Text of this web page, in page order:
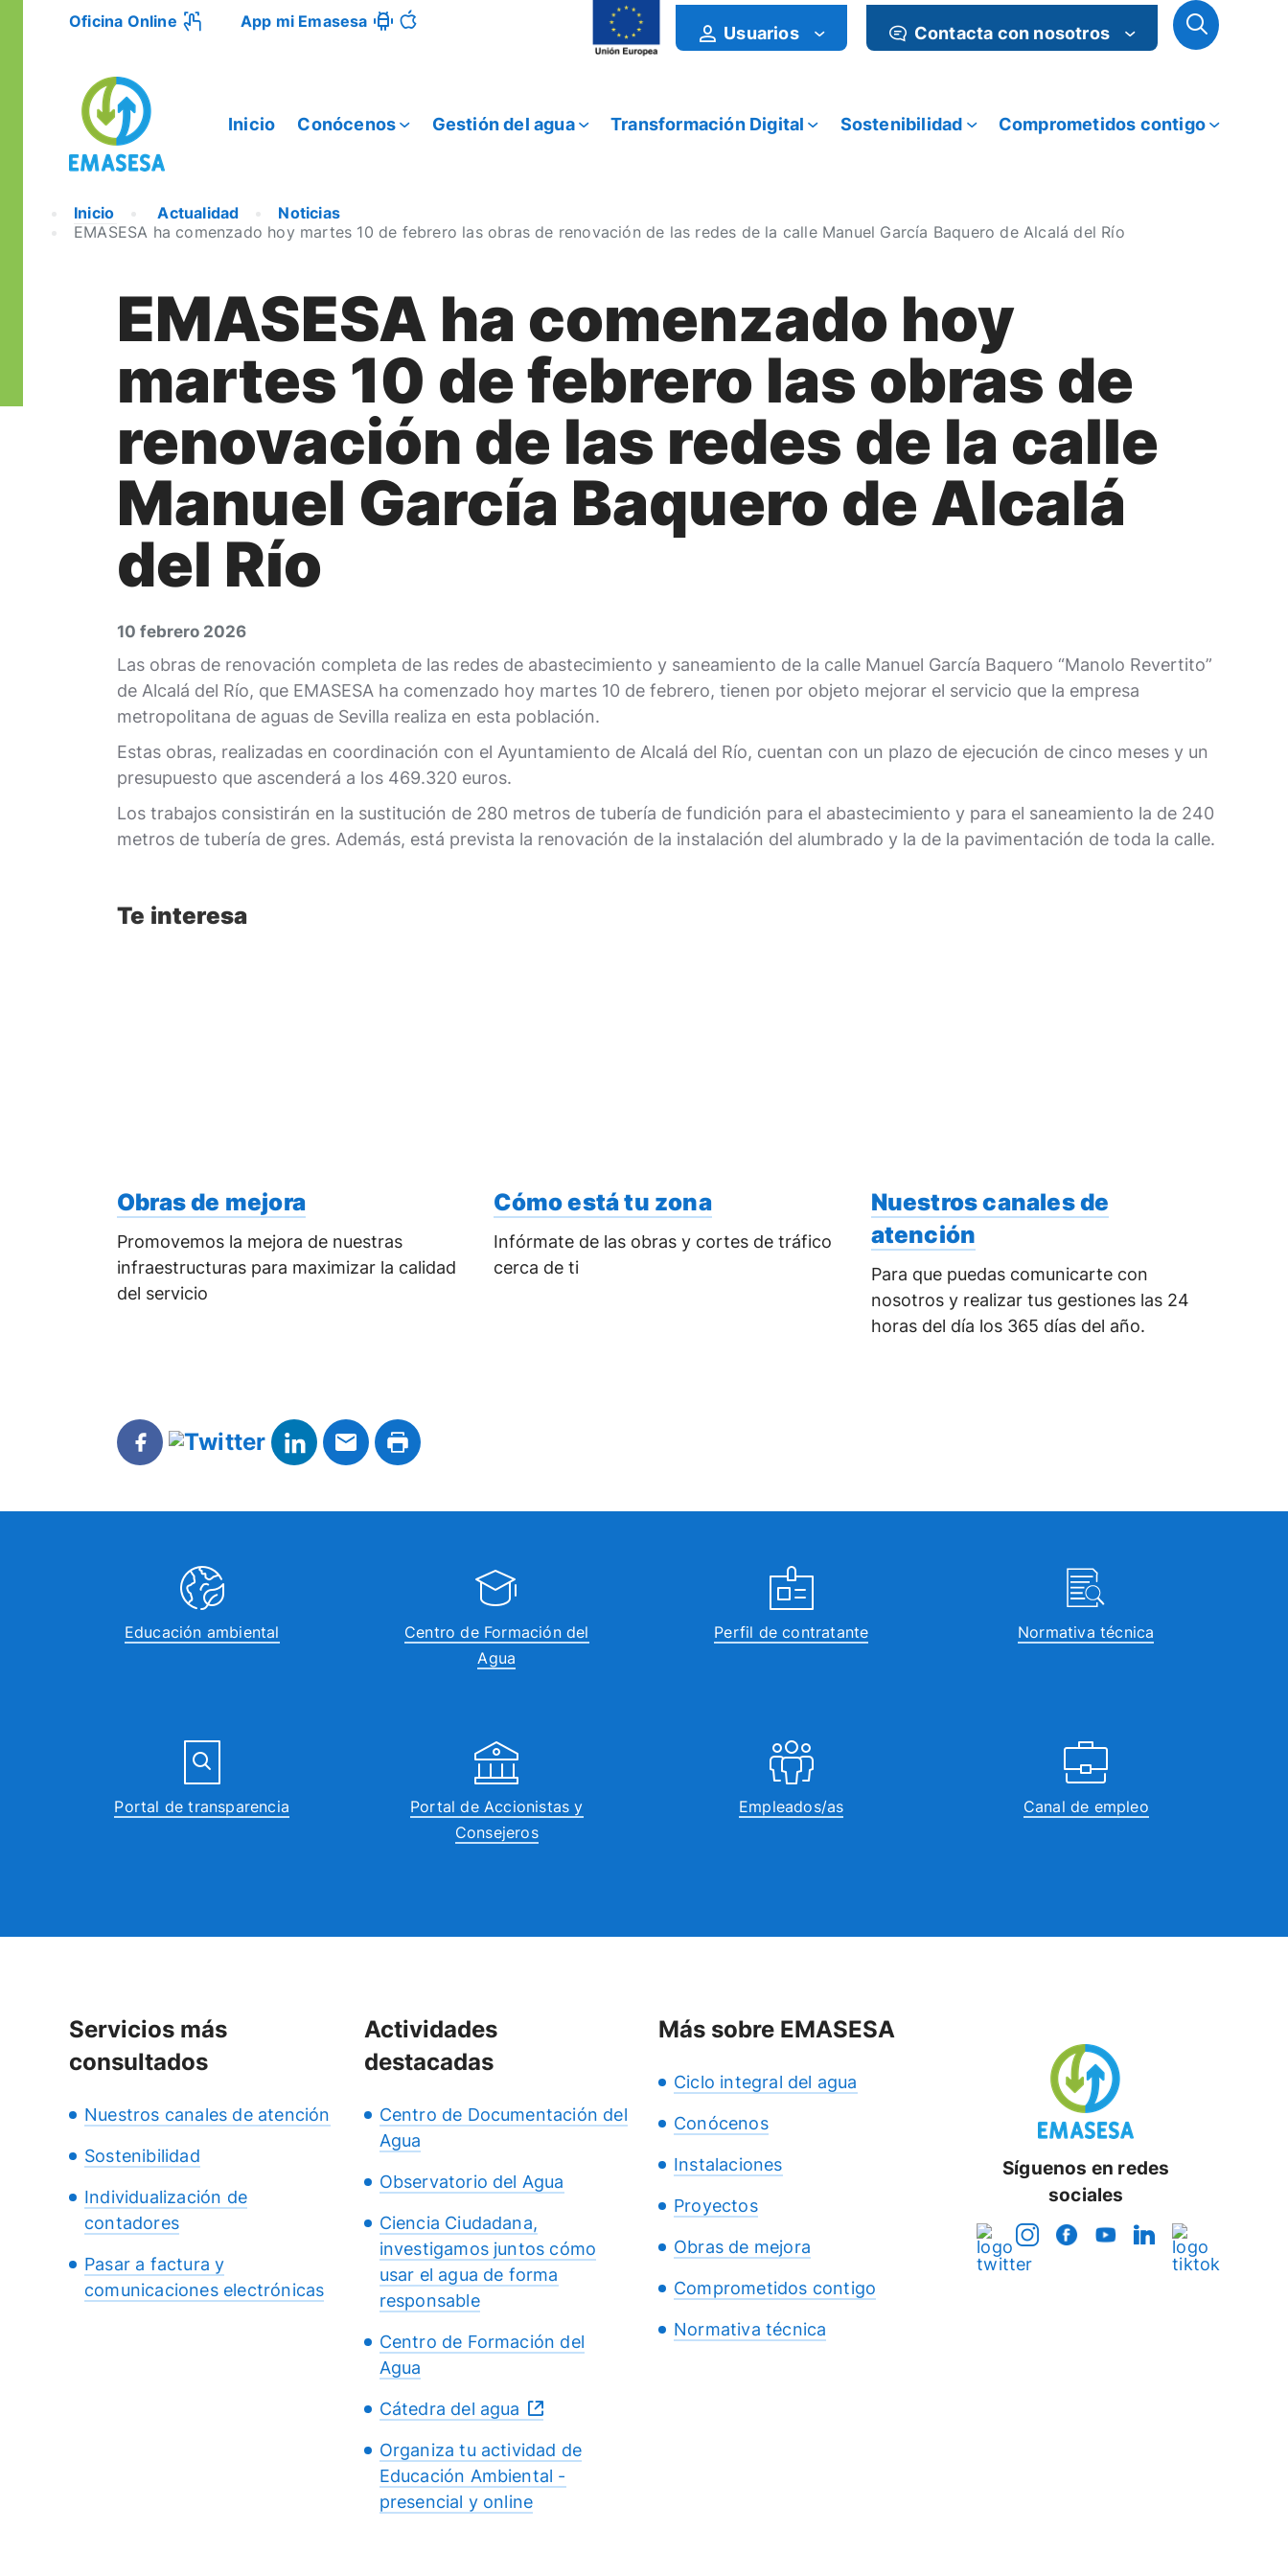
Oficina Online App mi Emasesa
Usuarios Contacta con nosotros
Inicio Conócenos Gestión del agua Transformación Digital Sostenibilidad Comprometidos contigo
Inicio Actualidad
Noticias
EMASESA ha comenzado hoy martes 10 de febrero las obras de renovación de las redes de la calle Manuel García Baquero de Alcalá del Río
EMASESA ha comenzado hoy
martes 10 de febrero las obras de
renovación de las redes de la calle
Manuel García Baquero de Alcalá
del Río
10 febrero 2026
Las obras de renovación completa de las redes de abastecimiento y saneamiento de la calle Manuel García Baquero “Manolo Revertito”
de Alcalá del Río, que EMASESA ha comenzado hoy martes 10 de febrero, tienen por objeto mejorar el servicio que la empresa
metropolitana de aguas de Sevilla realiza en esta población.
Estas obras, realizadas en coordinación con el Ayuntamiento de Alcalá del Río, cuentan con un plazo de ejecución de cinco meses y un
presupuesto que ascenderá a los 469.320 euros.
Los trabajos consistirán en la sustitución de 280 metros de tubería de fundición para el abastecimiento y para el saneamiento la de 240
metros de tubería de gres. Además, está prevista la renovación de la instalación del alumbrado y la de la pavimentación de toda la calle.
Te interesa
Obras de mejora
Promovemos la mejora de nuestras
infraestructuras para maximizar la calidad
del servicio
Cómo está tu zona
Infórmate de las obras y cortes de tráfico
cerca de ti
Nuestros canales de
atención
Para que puedas comunicarte con
nosotros y realizar tus gestiones las 24
horas del día los 365 días del año.
Educación ambiental
Centro de Formación del
Agua
Perfil de contratante Normativa técnica
Portal de transparencia
Portal de Accionistas y
Consejeros
Empleados/as Canal de empleo
Servicios más
consultados
Nuestros canales de atención
Sostenibilidad
Individualización de
contadores
Pasar a factura y
comunicaciones electrónicas
Actividades
destacadas
Centro de Documentación del
Agua
Observatorio del Agua
Ciencia Ciudadana,
investigamos juntos cómo
usar el agua de forma
responsable
Centro de Formación del
Agua
Cátedra del agua
Organiza tu actividad de
Educación Ambiental -
presencial y online
Más sobre EMASESA
Ciclo integral del agua
Conócenos
Instalaciones
Proyectos
Obras de mejora
Comprometidos contigo
Normativa técnica
Síguenos en redes
sociales